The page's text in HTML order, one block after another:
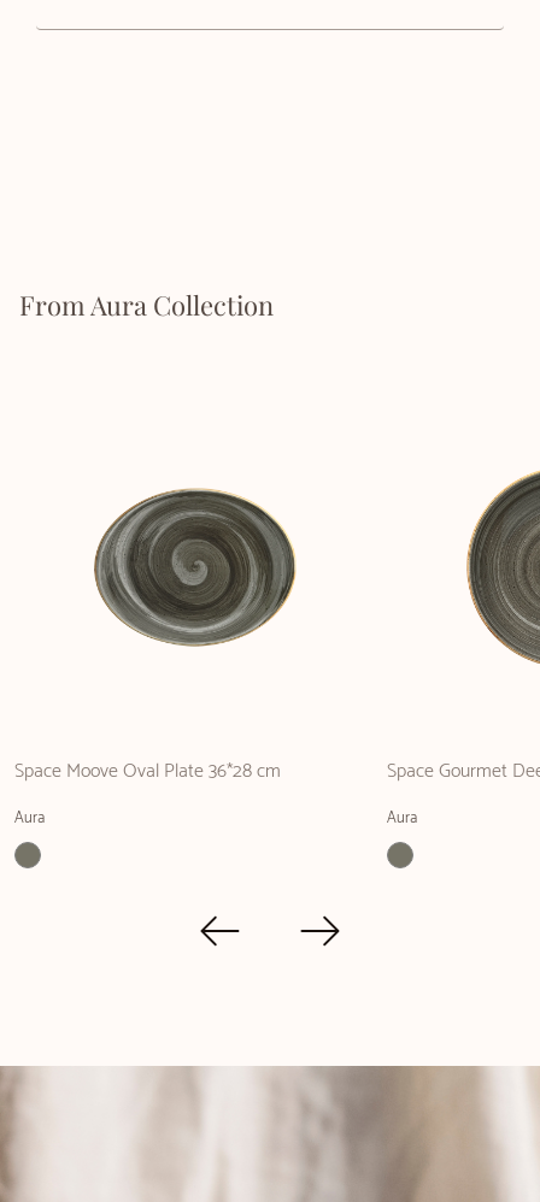
From Aura Collection
Space Moove Oval Plate 36*28 cm
Aura
Space Gourmet
Aura